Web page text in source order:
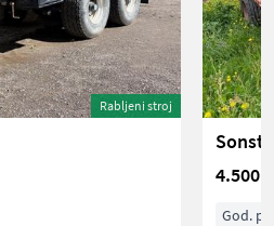
Rabljeni stroj
4.500 €
God.